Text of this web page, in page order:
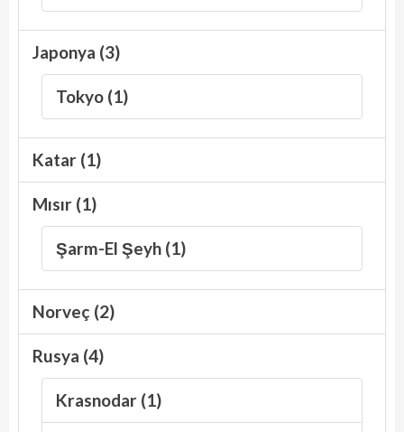
Japonya (3)
Tokyo (1)
Katar (1)
Mısır (1)
Şarm-El Şeyh (1)
Norveç (2)
Rusya (4)
Krasnodar (1)